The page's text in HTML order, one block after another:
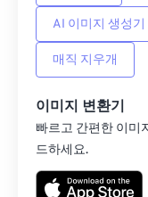
AI 이미지 생성기
매직 지우개
이미지 변환기
빠르고 간편한 이미
드하세요.